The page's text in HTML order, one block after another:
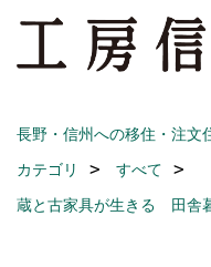
長野・信州への移住・注文
カテゴリ
すべて
蔵と古家具が生きる 田舎